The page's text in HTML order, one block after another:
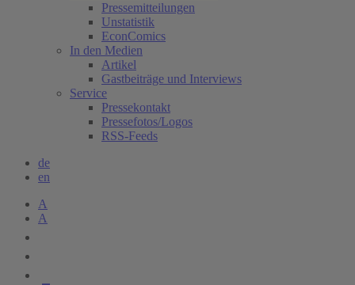
Pressemitteilungen
Unstatistik
EconComics
In den Medien
Artikel
Gastbeiträge und Interviews
Service
Pressekontakt
Pressefotos/Logos
RSS-Feeds
de
en
A
A